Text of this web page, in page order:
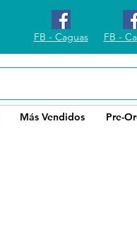
FB - Caguas FB -
Más Vendidos Pre-